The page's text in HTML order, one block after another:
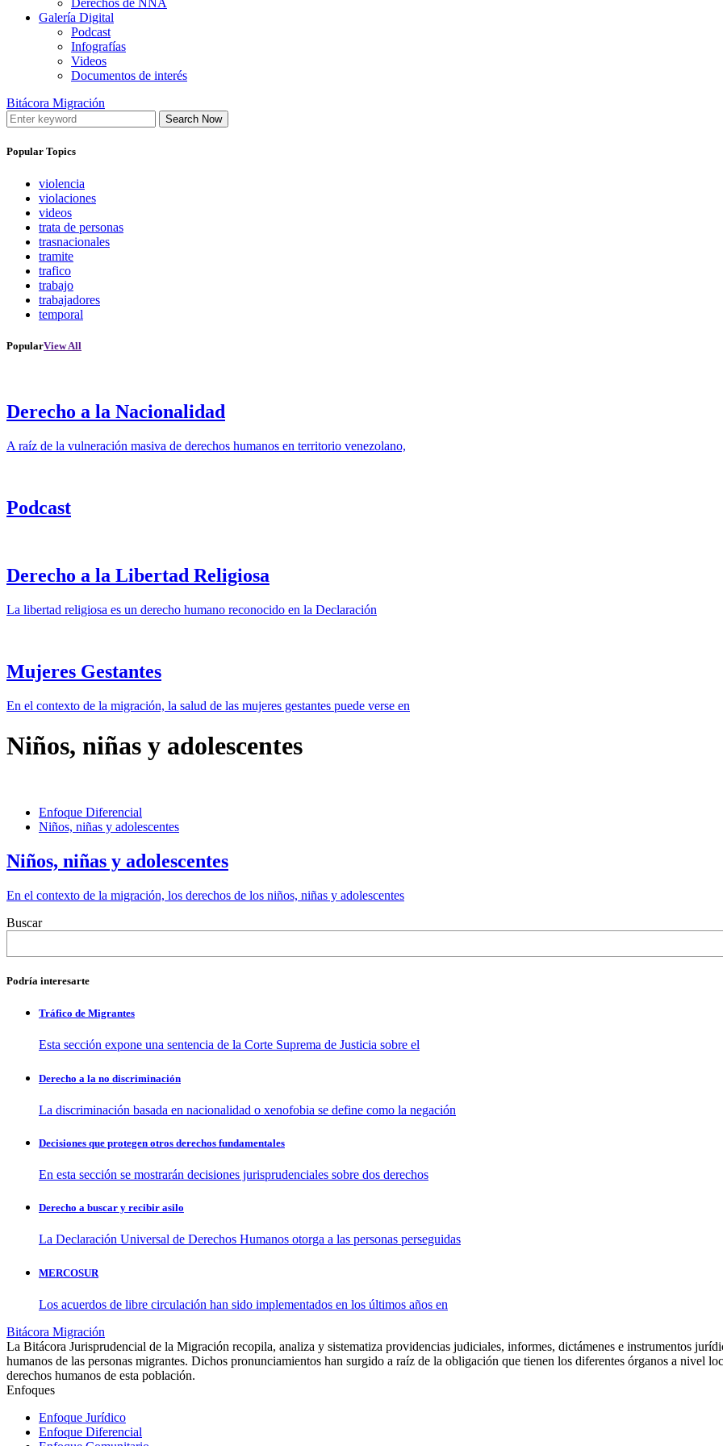
Derechos de NNA
Galería Digital
Podcast
Infografías
Videos
Documentos de interés
Bitácora Migración
Search Now
Popular Topics
violencia
violaciones
videos
trata de personas
trasnacionales
tramite
trafico
trabajo
trabajadores
temporal
PopularView All
Derecho a la Nacionalidad
A raíz de la vulneración masiva de derechos humanos en territorio venezolano,
Podcast
Derecho a la Libertad Religiosa
La libertad religiosa es un derecho humano reconocido en la Declaración
Mujeres Gestantes
En el contexto de la migración, la salud de las mujeres gestantes puede verse en
Niños, niñas y adolescentes
Enfoque Diferencial
Niños, niñas y adolescentes
Niños, niñas y adolescentes
En el contexto de la migración, los derechos de los niños, niñas y adolescentes
Buscar
Podría interesarte
Tráfico de Migrantes
Esta sección expone una sentencia de la Corte Suprema de Justicia sobre el
Derecho a la no discriminación
La discriminación basada en nacionalidad o xenofobia se define como la negación
Decisiones que protegen otros derechos fundamentales
En esta sección se mostrarán decisiones jurisprudenciales sobre dos derechos
Derecho a buscar y recibir asilo
La Declaración Universal de Derechos Humanos otorga a las personas perseguidas
MERCOSUR
Los acuerdos de libre circulación han sido implementados en los últimos años en
Bitácora Migración
La Bitácora Jurisprudencial de la Migración recopila, analiza y sistematiza providencias judiciales, informes, dictámenes e instrumentos
humanos de las personas migrantes. Dichos pronunciamientos han surgido a raíz de la obligación que tienen los diferentes órganos a nivel
derechos humanos de esta población.
Enfoques
Enfoque Jurídico
Enfoque Diferencial